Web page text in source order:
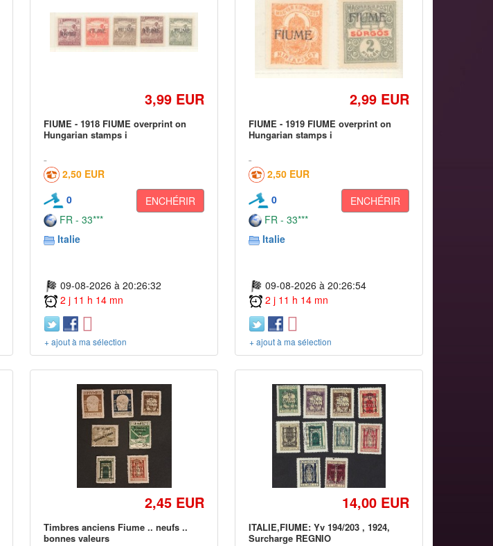
3,99 EUR
FIUME - 1918 FIUME overprint on
Hungarian stamps i
2,50 EUR
0
ENCHÉRIR
FR - 33***
Italie
09-08-2026 à 20:26:32
2 j 11 h 14 mn
+ ajout à ma sélection
2,99 EUR
FIUME - 1919 FIUME overprint on
Hungarian stamps i
2,50 EUR
0
ENCHÉRIR
FR - 33***
Italie
09-08-2026 à 20:26:54
2 j 11 h 14 mn
+ ajout à ma sélection
2,45 EUR
Timbres anciens Fiume .. neufs ..
bonnes valeurs
14,00 EUR
ITALIE,FIUME: Yv 194/203 , 1924,
Surcharge REGNIO